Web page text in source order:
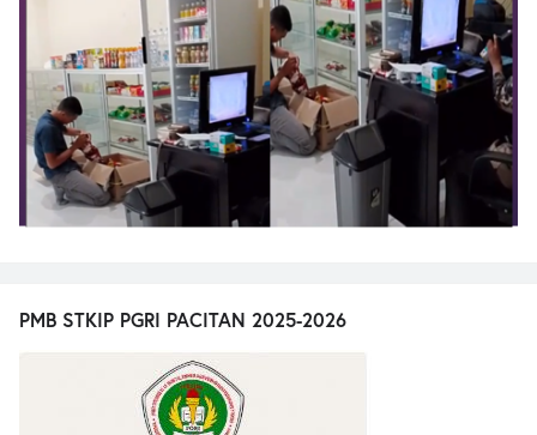
PMB STKIP PGRI PACITAN 2025-2026